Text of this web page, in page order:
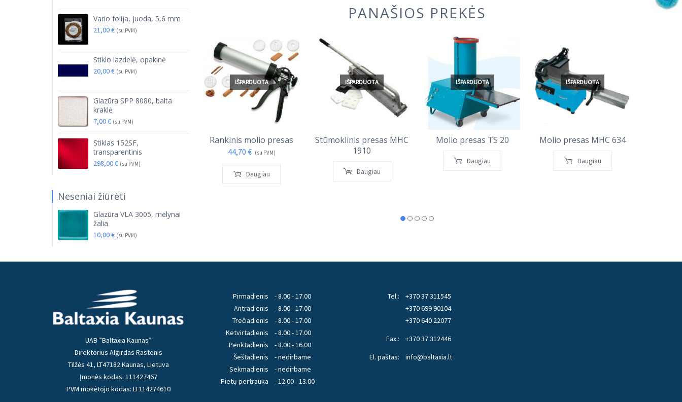
PANAŠIOS PREKĖS
IŠPARDUOTA
Rankinis molio presas
44,70 € (su PVM)
Daugiau
IŠPARDUOTA
Stūmoklinis presas MHC
1910
Daugiau
IŠPARDUOTA
Molio presas TS 20
Daugiau
IŠPARDUOTA
Molio presas MHC 634
Daugiau
Vario folija, juoda, 5,6 mm
21,00€ (su PVM)
Stiklo lazdelė, opakinė
20,00€ (su PVM)
Glazūra SPP 8080, balta
kraklė
7,00€ (su PVM)
Stiklas 152SF,
transparentinis
298,00€ (su PVM)
Neseniai žiūrėti
Glazūra VLA 3005, mėlynai
žalia
10,00€ (su PVM)
UAB ”Baltaxia Kaunas”
Direktorius Algirdas Rastenis
Tilžės 41, LT47182 Kaunas, Lietuva
Įmonės kodas: 111427467
PVM mokėtojo kodas: LT114274610
Pirmadienis
Antradienis
Trečiadienis
Ketvirtadienis
Penktadienis
Šeštadienis
Sekmadienis
Pietų pertrauka
- 8.00 - 17.00
- 8.00 - 17.00
- 8.00 - 17.00
- 8.00 - 17.00
- 8.00 - 16.00
- nedirbame
- nedirbame
- 12.00 - 13.00
Tel.:
+370 37 311545
+370 699 90104
+370 640 22077
Fax.:
+370 37 312446
El. paštas:
info@baltaxia.lt